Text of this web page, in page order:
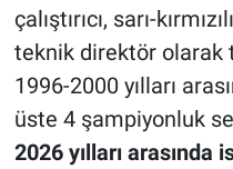
çalıştırıcı, sarı-
teknik direktör olarak
1996-2000 yılları
üste 4 şampiyonluk
2026 yılları